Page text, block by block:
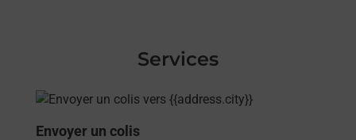
Services
En savoir plus
Envoyer un colis